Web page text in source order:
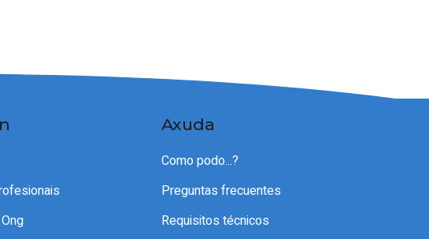
Axuda
Como podo...?
Preguntas frecuentes
Requisitos técnicos